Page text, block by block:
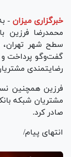
خبرگزاری میزان -
محمدرضا فرزین
سطح شهر تهران،
گفت‌و‌گو پرداخت
رضایتمندی
فرزین همچنین
مشتریان شبکه
صادر کرد.
انتهای پیام/